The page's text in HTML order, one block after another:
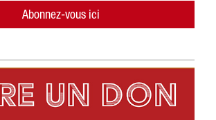
Abonnez-vous ici